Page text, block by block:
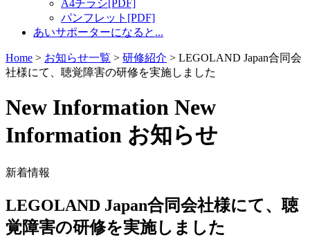
A4チラシ[PDF]
パンフレット[PDF]
あいサポーターになると...
Home > お知らせ一覧 > 研修紹介 > LEGOLAND Japan合同会
社様にて、聴覚障害の研修を実施しました
New Information New
Information お知らせ
新着情報
LEGOLAND Japan合同会社様にて、聴
覚障害の研修を実施しました